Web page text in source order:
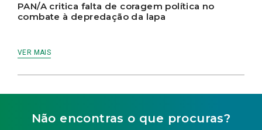
PAN/A critica falta de coragem política no
combate à depredação da lapa
VER MAIS
Não encontras o que procuras?